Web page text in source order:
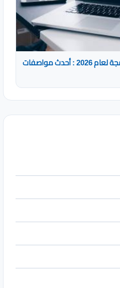
أفضل أجهزة اللاب توب للبرمجة لعام 2026 : أحدث مواصفات